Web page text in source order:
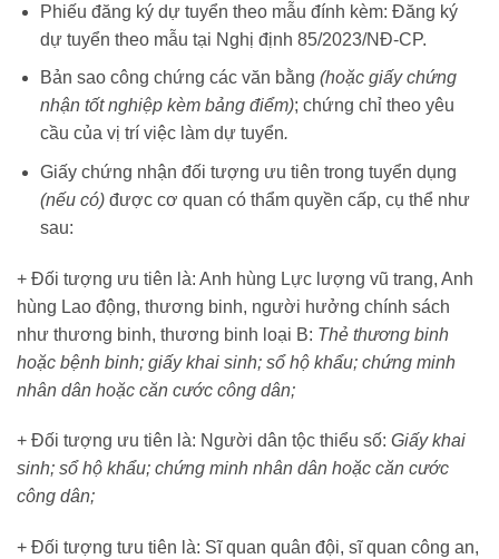
Phiếu đăng ký dự tuyển theo mẫu đính kèm: Đăng ký
dự tuyển theo mẫu tại Nghị định 85/2023/NĐ-CP.
Bản sao công chứng các văn bằng (hoặc giấy chứng
nhận tốt nghiệp kèm bảng điểm); chứng chỉ theo yêu
cầu của vị trí việc làm dự tuyển.
Giấy chứng nhận đối tượng ưu tiên trong tuyển dụng
(nếu có) được cơ quan có thẩm quyền cấp, cụ thể như
sau:
+ Đối tượng ưu tiên là: Anh hùng Lực lượng vũ trang, Anh
hùng Lao động, thương binh, người hưởng chính sách
như thương binh, thương binh loại B: Thẻ thương binh
hoặc bệnh binh; giấy khai sinh; sổ hộ khẩu; chứng minh
nhân dân hoặc căn cước công dân;
+ Đối tượng ưu tiên là: Người dân tộc thiểu số: Giấy khai
sinh; sổ hộ khẩu; chứng minh nhân dân hoặc căn cước
công dân;
+ Đối tượng tưu tiên là: Sĩ quan quân đội, sĩ quan công an,